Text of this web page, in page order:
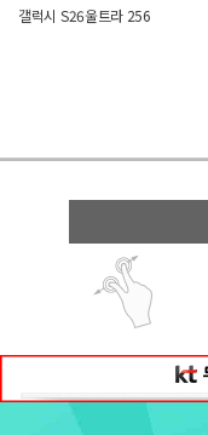
갤럭시 S26울트라 256